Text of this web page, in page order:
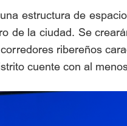
estructura de
de la ciudad. Se
ribereños
cuente con al